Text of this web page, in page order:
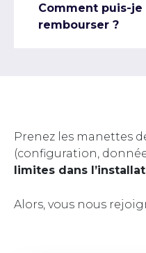
Comment puis-je
rembourser ?
Prenez les manettes
(configuration,
limites dans
Alors, vous nous